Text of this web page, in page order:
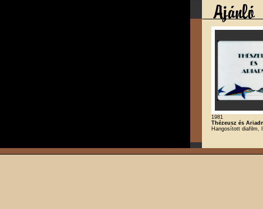
1981
Thézeusz és
Hangosított diafilm,